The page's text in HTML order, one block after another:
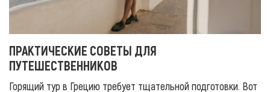
ПРАКТИЧЕСКИЕ СОВЕТЫ ДЛЯ
ПУТЕШЕСТВЕННИКОВ
Горящий тур в Грецию требует тщательной подготовки. Вот